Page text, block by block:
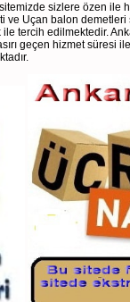
sizlere özen ile
ve Uçan balon
tercih edilmektedir.
geçen hizmet